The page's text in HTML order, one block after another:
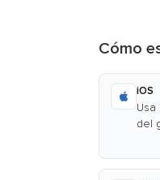
Cómo
iOS
del